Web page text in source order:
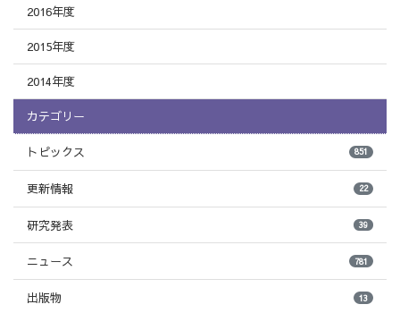
2016年度
2015年度
2014年度
カテゴリー
トピックス 851
更新情報 22
研究発表 39
ニュース 781
出版物 13